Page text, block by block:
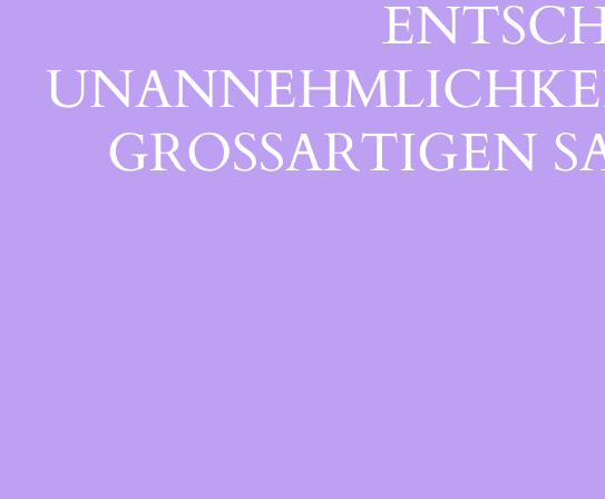
GROSSARTIGEN